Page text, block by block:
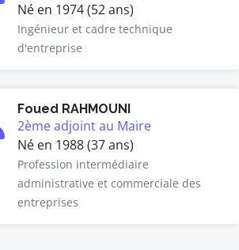
Né en 1974 (52 ans)
Ingénieur et cadre technique
d'entreprise
Foued RAHMOUNI
2ème adjoint au Maire
Né en 1988 (37 ans)
Profession intermédiaire
administrative et commerciale des
entreprises